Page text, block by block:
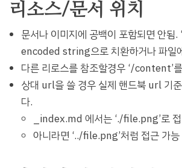
리소스/문서 위치
문서나 이미지에 공백이 포함되면 안됨
encoded string으로 치환하거나 파일
다른 리로스를 참조할경우 ‘/content’
상대 url을 쓸 경우 실제 핸드북 url 기
다.
_index.md 에서는 ‘./file.png’로
아니라면 ‘../file.png’처럼 접근 가능